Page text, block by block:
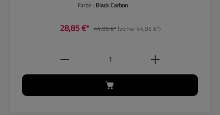
Farbe : Black Carbon
28,85 €* 44,95 €*(vorher 44,95 €*)
Produkt Anzahl: Gib den